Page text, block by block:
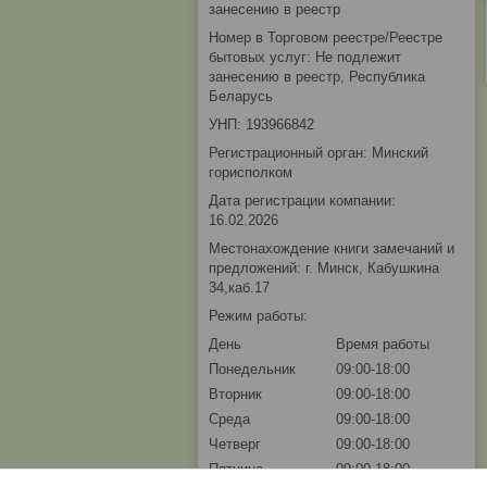
занесению в реестр
Номер в Торговом реестре/Реестре
бытовых услуг: Не подлежит
занесению в реестр, Республика
Беларусь
УНП: 193966842
Регистрационный орган: Минский
горисполком
Дата регистрации компании:
16.02.2026
Местонахождение книги замечаний и
предложений: г. Минск, Кабушкина
34,каб.17
Режим работы:
День
Время работы
Понедельник
09:00-18:00
Вторник
09:00-18:00
Среда
09:00-18:00
Четверг
09:00-18:00
Пятница
09:00-18:00